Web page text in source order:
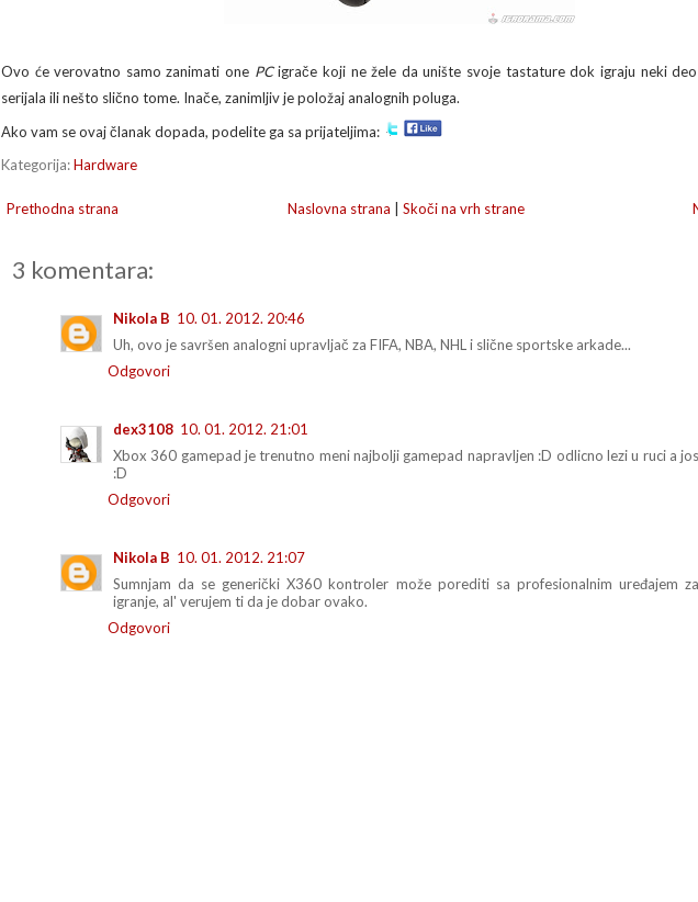
Ovo će verovatno samo zanimati one PCigrače koji ne žele da unište svoje tastature dok igraju neki deo
serijala ili nešto slično tome. Inače, zanimljiv je položaj analognih poluga.
Ako vam se ovaj članak dopada, podelite ga sa prijateljima:
Kategorija:Hardware
Prethodna strana Naslovna strana Skoči na vrh strane
3 komentara:
Nikola B 10. 01. 2012. 20:46
Uh, ovo je savršen analogni upravljač za FIFA, NBA, NHL i slične sportske arkade...
Odgovori
dex3108 10. 01. 2012. 21:01
Xbox 360 gamepad je trenutno meni najbolji gamepad napravljen :D odlicno lezi u ruci a
:D
Odgovori
Nikola B 10. 01. 2012. 21:07
Sumnjam da se generički X360 kontroler može porediti sa profesionalnim uređajem
igranje, al' verujem ti da je dobar ovako.
Odgovori